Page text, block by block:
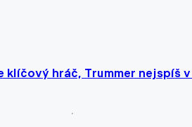
klíčový hráč, Trummer nejspíš